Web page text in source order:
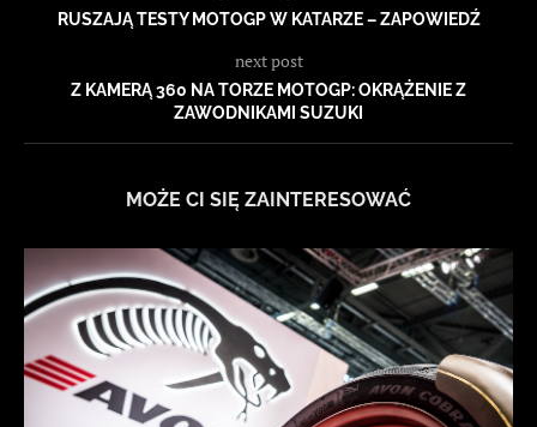
RUSZAJĄ TESTY MOTOGP W KATARZE – ZAPOWIEDŹ
next post
Z KAMERĄ 360 NA TORZE MOTOGP: OKRĄŻENIE Z
ZAWODNIKAMI SUZUKI
MOŻE CI SIĘ ZAINTERESOWAĆ